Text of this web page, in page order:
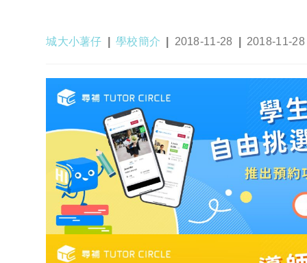
Post
城大小薯仔
Post
學校簡介
Post
2018-11-28
Post
2018-11-28